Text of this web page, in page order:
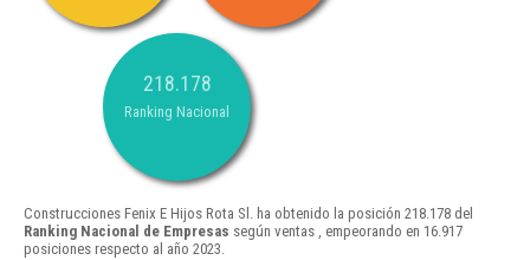
218.178
Ranking Nacional
Construcciones Fenix E Hijos Rota Sl. ha obtenido la posición 218.178 del
Ranking Nacional de Empresas según ventas , empeorando en 16.917
posiciones respecto al año 2023.